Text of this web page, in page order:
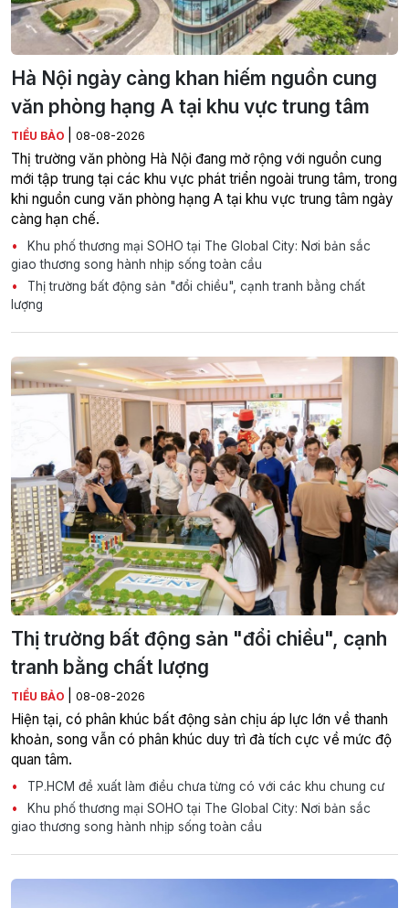
Hà Nội ngày càng khan hiếm nguồn cung
văn phòng hạng A tại khu vực trung tâm
TIỂU BẢO 08-08-2026
Thị trường văn phòng Hà Nội đang mở rộng với nguồn cung
mới tập trung tại các khu vực phát triển ngoài trung tâm, trong
khi nguồn cung văn phòng hạng A tại khu vực trung tâm ngày
càng hạn chế.
Khu phố thương mại SOHO tại The Global City: Nơi bản sắc
giao thương song hành nhịp sống toàn cầu
Thị trường bất động sản "đổi chiều", cạnh tranh bằng chất
lượng
Thị trường bất động sản "đổi chiều", cạnh
tranh bằng chất lượng
TIỂU BẢO 08-08-2026
Hiện tại, có phân khúc bất động sản chịu áp lực lớn về thanh
khoản, song vẫn có phân khúc duy trì đà tích cực về mức độ
quan tâm.
TP.HCM đề xuất làm điều chưa từng có với các khu chung cư
Khu phố thương mại SOHO tại The Global City: Nơi bản sắc
giao thương song hành nhịp sống toàn cầu